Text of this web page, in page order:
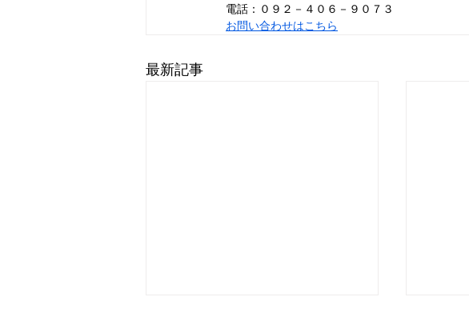
電話：０９２－４０６－９０７３
お問い合わせはこちら
最新記事